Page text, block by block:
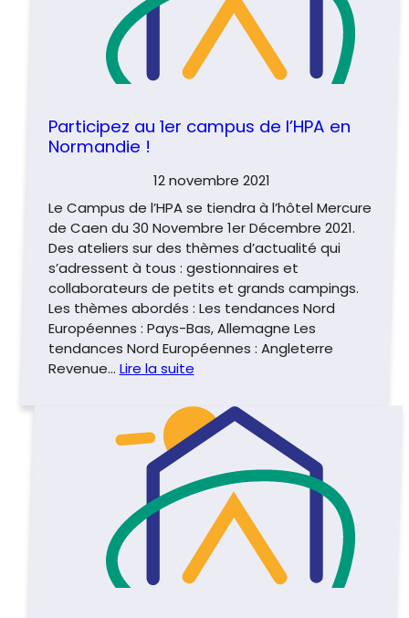
Participez au 1er campus de l’HPA en
Normandie !
12 novembre 2021
Le Campus de l’HPA se tiendra à l’hôtel Mercure
de Caen du 30 Novembre 1er Décembre 2021.
Des ateliers sur des thèmes d’actualité qui
s’adressent à tous : gestionnaires et
collaborateurs de petits et grands campings.
Les thèmes abordés : Les tendances Nord
Européennes : Pays-Bas, Allemagne Les
tendances Nord Européennes : Angleterre
Revenue… Lire la suite